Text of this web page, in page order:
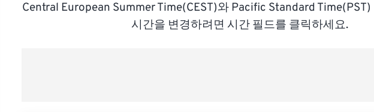
Central European Summer Time(CEST)와 Pacific Standard
시간을 변경하려면 시간 필드를 클릭하세요.